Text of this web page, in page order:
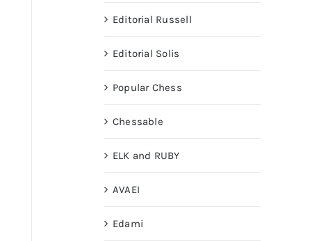
Editorial Russell
Editorial Solis
Popular Chess
Chessable
ELK and RUBY
AVAEI
Edami